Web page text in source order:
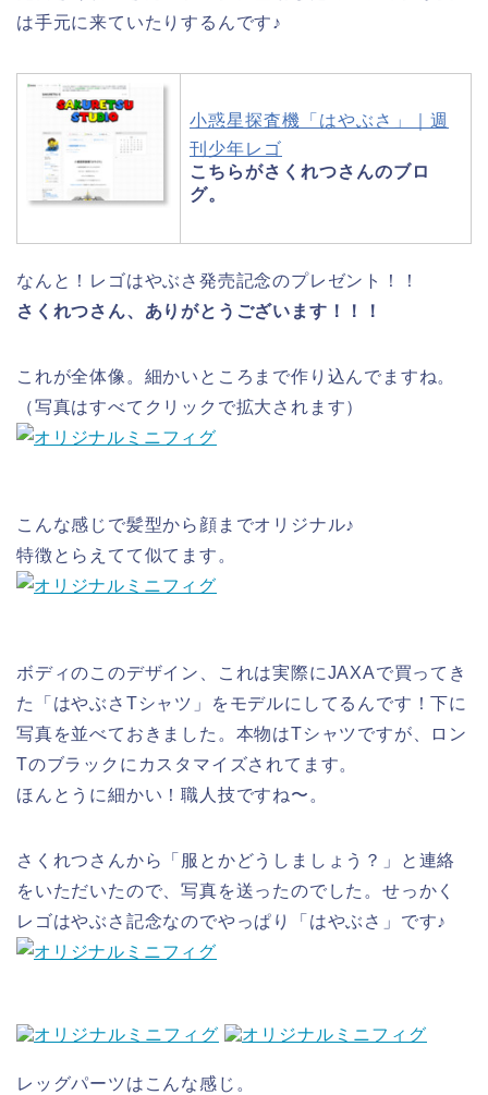
は手元に来ていたりするんです♪
小惑星探査機「はやぶさ」｜週
刊少年レゴ
こちらがさくれつさんのブロ
グ。
なんと！レゴはやぶさ発売記念のプレゼント！！
さくれつさん、ありがとうございます！！！
これが全体像。細かいところまで作り込んでますね。
（写真はすべてクリックで拡大されます）
こんな感じで髪型から顔までオリジナル♪
特徴とらえてて似てます。
ボディのこのデザイン、これは実際にJAXAで買ってき
た「はやぶさTシャツ」をモデルにしてるんです！下に
写真を並べておきました。本物はTシャツですが、ロン
Tのブラックにカスタマイズされてます。
ほんとうに細かい！職人技ですね〜。
さくれつさんから「服とかどうしましょう？」と連絡
をいただいたので、写真を送ったのでした。せっかく
レゴはやぶさ記念なのでやっぱり「はやぶさ」です♪
レッグパーツはこんな感じ。